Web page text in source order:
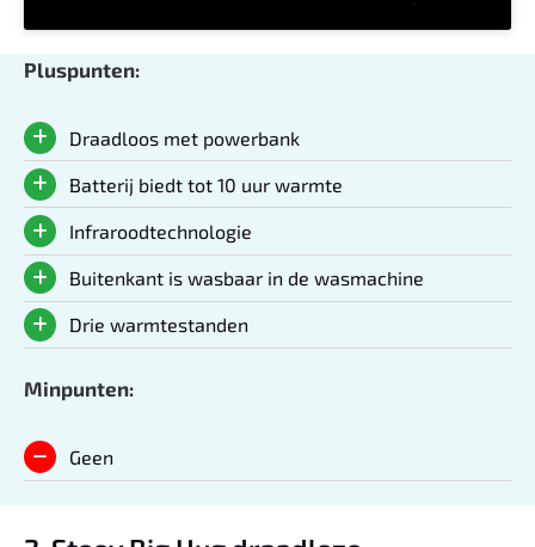
Pluspunten:
Draadloos met powerbank
Batterij biedt tot 10 uur warmte
Infraroodtechnologie
Buitenkant is wasbaar in de wasmachine
Drie warmtestanden
Minpunten:
Geen